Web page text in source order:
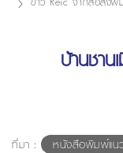
บ้านชาน
ที่มา :
หนังสือพิมพ์แน